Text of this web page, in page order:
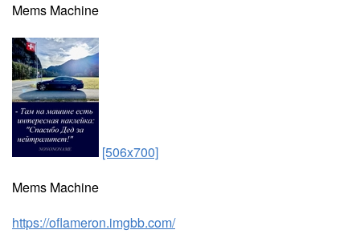
Mems Machine
[506x700]
Mems Machine
https://oflameron.imgbb.com/